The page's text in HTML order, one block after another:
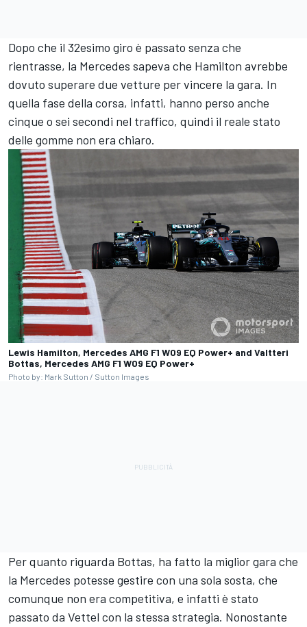
Dopo che il 32esimo giro è passato senza che
rientrasse, la Mercedes sapeva che Hamilton avrebbe
dovuto superare due vetture per vincere la gara. In
quella fase della corsa, infatti, hanno perso anche
cinque o sei secondi nel traffico, quindi il reale stato
delle gomme non era chiaro.
Lewis Hamilton, Mercedes AMG F1 W09 EQ Power+ and Valtteri
Bottas, Mercedes AMG F1 W09 EQ Power+
Photo by: Mark Sutton / Sutton Images
Per quanto riguarda Bottas, ha fatto la miglior gara che
la Mercedes potesse gestire con una sola sosta, che
comunque non era competitiva, e infatti è stato
passato da Vettel con la stessa strategia. Nonostante